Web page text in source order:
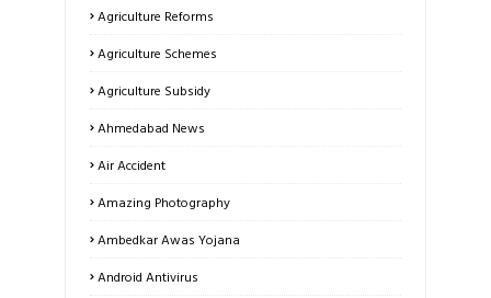
Agriculture Reforms
Agriculture Schemes
Agriculture Subsidy
Ahmedabad News
Air Accident
Amazing Photography
Ambedkar Awas Yojana
Android Antivirus